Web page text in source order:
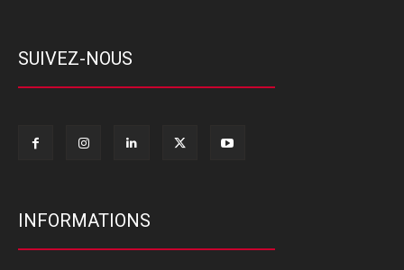
SUIVEZ-NOUS
INFORMATIONS